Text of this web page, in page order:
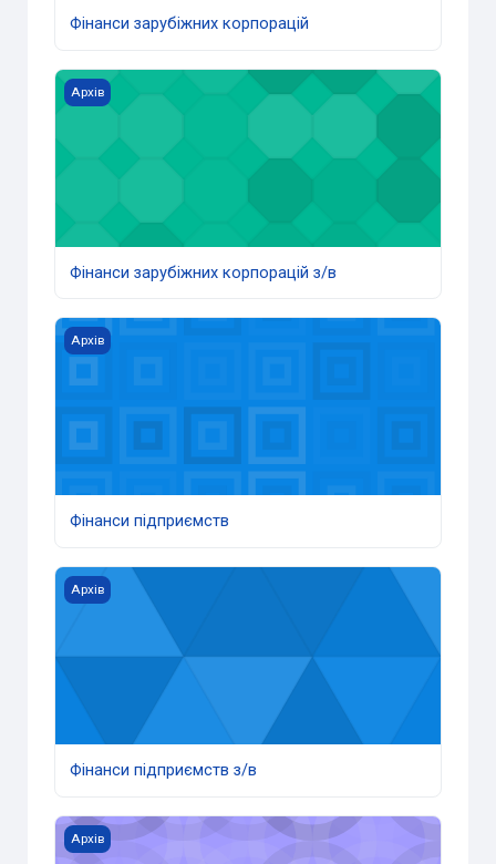
Фінанси зарубіжних корпорацій
Фінанси зарубіжних корпорацій з/в
Архів
Фінанси зарубіжних корпорацій з/в
Фінанси підприємств
Архів
Фінанси підприємств
Фінанси підприємств з/в
Архів
Фінанси підприємств з/в
Фінанси, гроші та кредит
Архів